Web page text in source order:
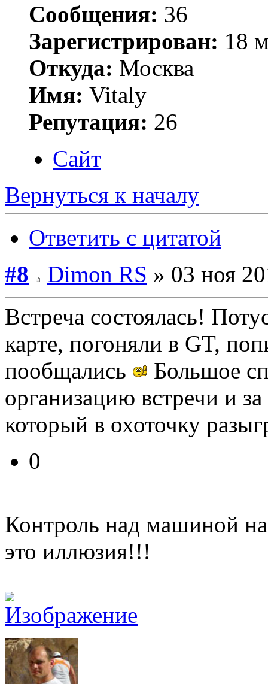
Сообщения: 36
Зарегистрирован: 18
Откуда: Москва
Имя: Vitaly
Репутация: 26
Сайт
Вернуться к началу
Ответить с цитатой
#8
Dimon RS » 03 ноя
Встреча состоялась!
карте, погоняли в GT,
пообщались
Большое
организацию встречи и
который в охоточку
0
Контроль над машиной
это иллюзия!!!